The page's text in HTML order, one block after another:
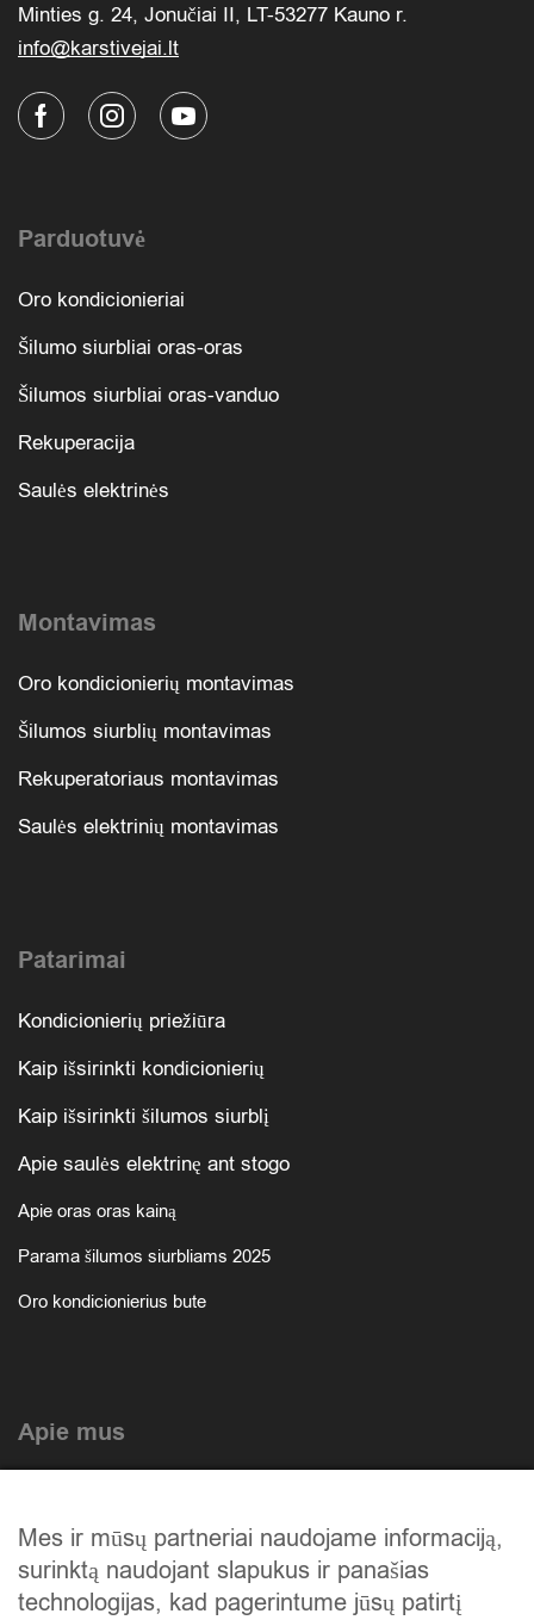
Minties g. 24, Jonučiai II, LT-53277 Kauno r.
info@karstivejai.lt
Parduotuvė
Oro kondicionieriai
Šilumo siurbliai oras-oras
Šilumos siurbliai oras-vanduo
Rekuperacija
Saulės elektrinės
Montavimas
Oro kondicionierių montavimas
Šilumos siurblių montavimas
Rekuperatoriaus montavimas
Saulės elektrinių montavimas
Patarimai
Kondicionierių priežiūra
Kaip išsirinkti kondicionierių
Kaip išsirinkti šilumos siurblį
Apie saulės elektrinę ant stogo
Apie oras oras kainą
Parama šilumos siurbliams 2025
Oro kondicionierius bute
Apie mus
Mūsų istorija
Privatumo politika
Mes ir mūsų partneriai naudojame informaciją,
surinktą naudojant slapukus ir panašias
technologijas, kad pagerintume jūsų patirtį